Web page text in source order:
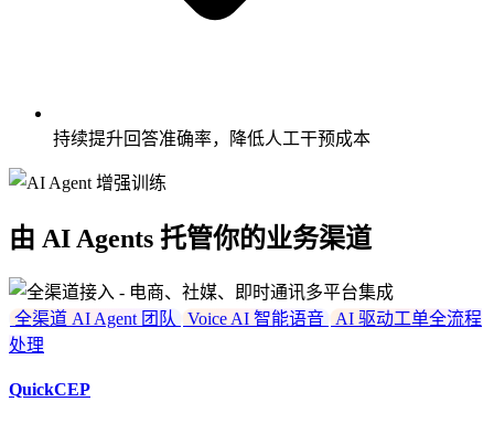
持续提升回答准确率，降低人工干预成本
由 AI Agents 托管你的业务渠道
全渠道 AI Agent 团队 Voice AI 智能语音
AI 驱动工单全流程
处理
QuickCEP